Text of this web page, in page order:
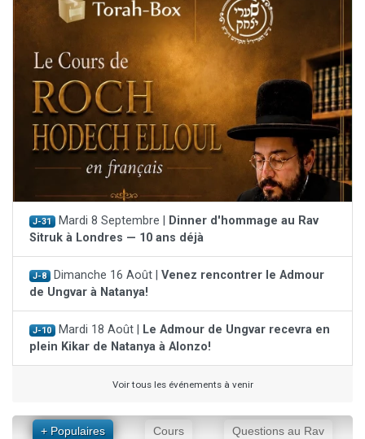
J-31 Mardi 8 Septembre |
Dinner d'hommage au Rav
Sitruk à Londres — 10 ans déjà
J-8 Dimanche 16 Août | Venez rencontrer le Admour
de Ungvar à Natanya!
J-10 Mardi 18 Août |
Le Admour de Ungvar recevra en
plein Kikar de Natanya à Alonzo!
Voir tous les événements à venir
+ Populaires Cours Questions au Rav